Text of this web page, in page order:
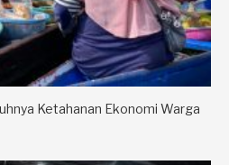
Ketahanan Ekonomi Warga